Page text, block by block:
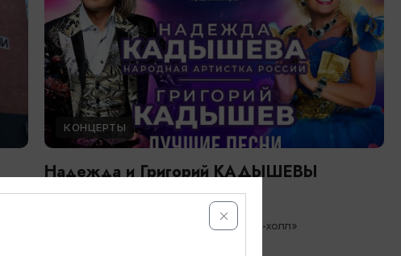
КОНЦЕРТЫ
Надежда и Григорий КАДЫШЕВЫ
Светлогорск, Театр эстрады «Янтарь-холл»